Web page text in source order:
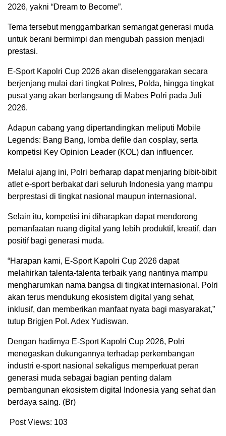
2026, yakni “Dream to Become”.
Tema tersebut menggambarkan semangat generasi muda
untuk berani bermimpi dan mengubah passion menjadi
prestasi.
E-Sport Kapolri Cup 2026 akan diselenggarakan secara
berjenjang mulai dari tingkat Polres, Polda, hingga tingkat
pusat yang akan berlangsung di Mabes Polri pada Juli
2026.
Adapun cabang yang dipertandingkan meliputi Mobile
Legends: Bang Bang, lomba defile dan cosplay, serta
kompetisi Key Opinion Leader (KOL) dan influencer.
Melalui ajang ini, Polri berharap dapat menjaring bibit-bibit
atlet e-sport berbakat dari seluruh Indonesia yang mampu
berprestasi di tingkat nasional maupun internasional.
Selain itu, kompetisi ini diharapkan dapat mendorong
pemanfaatan ruang digital yang lebih produktif, kreatif, dan
positif bagi generasi muda.
“Harapan kami, E-Sport Kapolri Cup 2026 dapat
melahirkan talenta-talenta terbaik yang nantinya mampu
mengharumkan nama bangsa di tingkat internasional. Polri
akan terus mendukung ekosistem digital yang sehat,
inklusif, dan memberikan manfaat nyata bagi masyarakat,”
tutup Brigjen Pol. Adex Yudiswan.
Dengan hadirnya E-Sport Kapolri Cup 2026, Polri
menegaskan dukungannya terhadap perkembangan
industri e-sport nasional sekaligus memperkuat peran
generasi muda sebagai bagian penting dalam
pembangunan ekosistem digital Indonesia yang sehat dan
berdaya saing. (Br)
Post Views: 103